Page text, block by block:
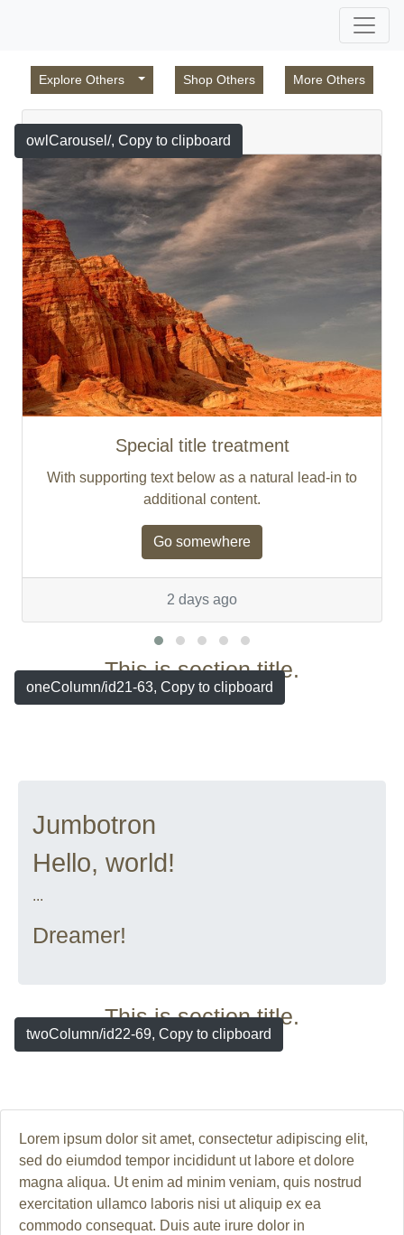
Explore Others Shop Others More Others
Featured
Special title treatment
With supporting text below as a natural lead-in to
additional content.
Go somewhere
2 days ago
owlCarousel/, Copy to clipboard
This is section title.
Jumbotron
Hello, world!
...
Dreamer!
oneColumn/id21-63, Copy to clipboard
This is section title.
Lorem ipsum dolor sit amet, consectetur adipiscing elit,
sed do eiumdod tempor incididunt ut labore et dolore
magna aliqua. Ut enim ad minim veniam, quis nostrud
exercitation ullamco laboris nisi ut aliquip ex ea
commodo consequat. Duis aute irure dolor in
twoColumn/id22-69, Copy to clipboard